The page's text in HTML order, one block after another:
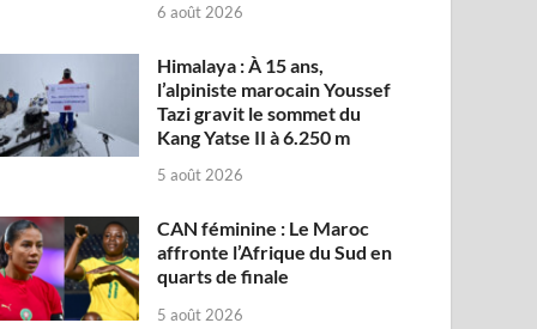
6 août 2026
Himalaya : À 15 ans,
l’alpiniste marocain Youssef
Tazi gravit le sommet du
Kang Yatse II à 6.250 m
5 août 2026
CAN féminine : Le Maroc
affronte l’Afrique du Sud en
quarts de finale
5 août 2026